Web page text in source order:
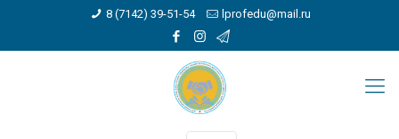
8 (7142) 39-51-54 lprofedu@mail.ru